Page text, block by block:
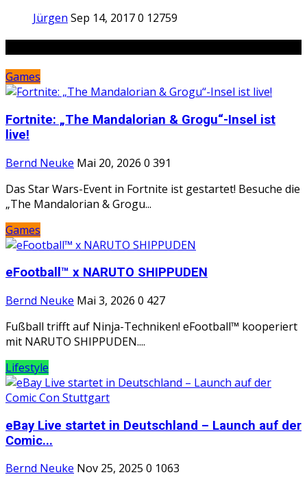
Jürgen Sep 14, 20170 12759
Games
Fortnite: „The Mandalorian & Grogu“-Insel ist
live!
Bernd Neuke Mai 20, 2026 0 391
Das Star Wars-Event in Fortnite ist gestartet! Besuche die
„The Mandalorian & Grogu...
Games
eFootball™ x NARUTO SHIPPUDEN
Bernd Neuke Mai 3, 2026 0 427
Fußball trifft auf Ninja-Techniken! eFootball™ kooperiert
mit NARUTO SHIPPUDEN....
Lifestyle
eBay Live startet in Deutschland – Launch auf der
Comic...
Bernd Neuke Nov 25, 2025 0 1063